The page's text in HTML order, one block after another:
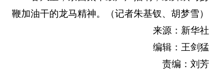
鞭加油干的龙马精神。（记者朱基钗、胡梦雪）
来源：新华社
编辑：王剑猛
责编：刘芳